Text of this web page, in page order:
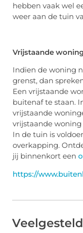
hebben vaak wel
weer aan de tuin
Vrijstaande
Indien de woning
grenst, dan
Een vrijstaande
buitenaf te staan.
vrijstaande
vrijstaande
In de tuin is
overkapping.
jij binnenkort een
https://